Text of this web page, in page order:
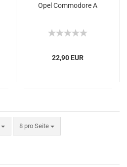
Opel Commodore A
22,90 EUR
8 pro Seite